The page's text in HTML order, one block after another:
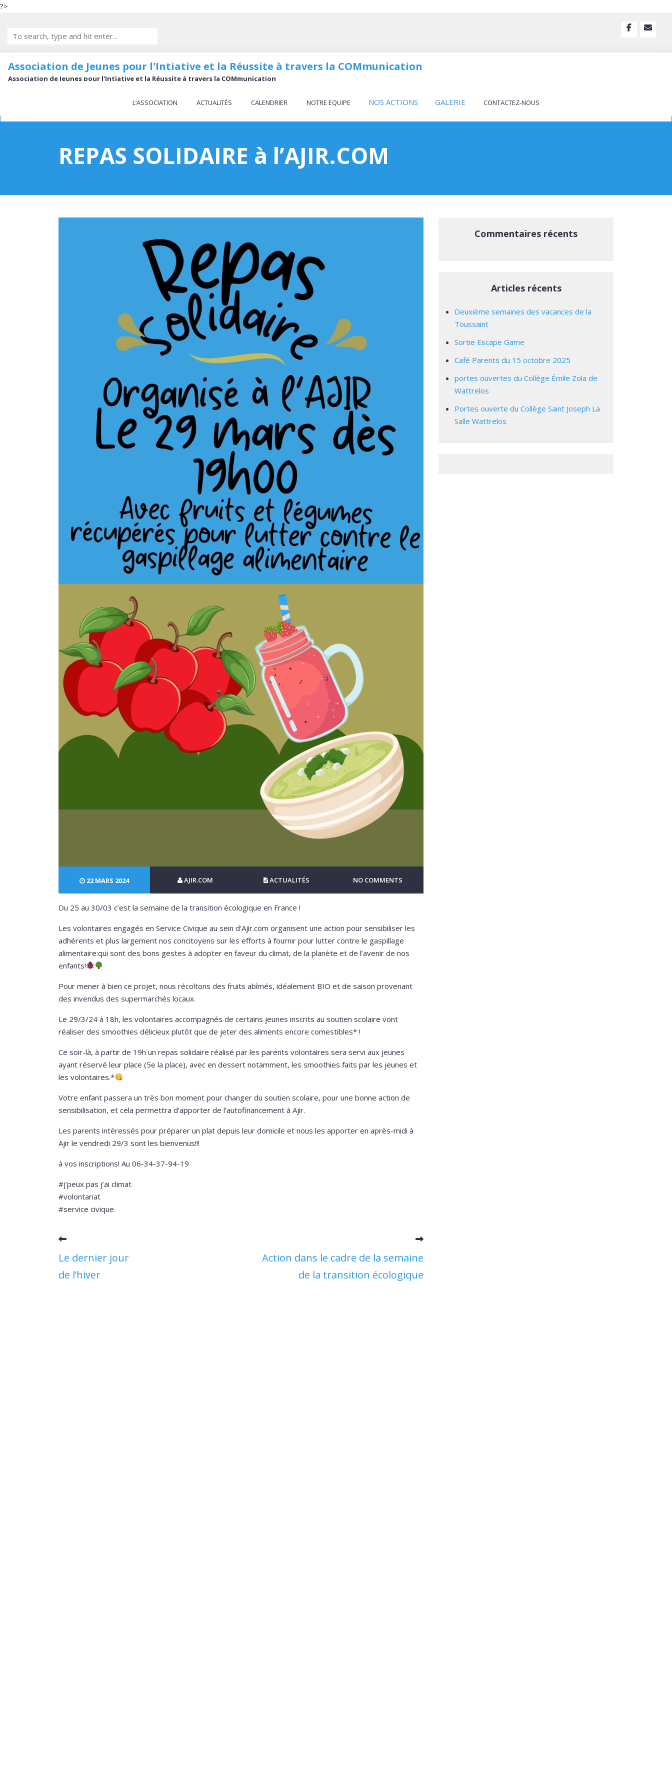
?>
Association de Jeunes pour l'Intiative et la Réussite à travers la COMmunication
Association de Jeunes pour l'Intiative et la Réussite à travers la COMmunication
L’ASSOCIATION ACTUALITÉS CALENDRIER NOTRE EQUIPE NOS ACTIONS GALERIE CONTACTEZ-NOUS
REPAS SOLIDAIRE à l’AJIR.COM
22 MARS 2024 AJIR.COM ACTUALITÉS NO COMMENTS
Du 25 au 30/03 c’est la semaine de la transition écologique en France !
Les volontaires engagés en Service Civique au sein d’Ajir.com organisent une action pour sensibiliser les
adhérents et plus largement nos concitoyens sur les efforts à fournir pour lutter contre le gaspillage
alimentaire:qui sont des bons gestes à adopter en faveur du climat, de la planète et de l’avenir de nos
enfants!
Pour mener à bien ce projet, nous récoltons des fruits abîmés, idéalement BIO et de saison provenant
des invendus des supermarchés locaux.
Le 29/3/24 à 18h, les volontaires accompagnés de certains jeunes inscrits au soutien scolaire vont
réaliser des smoothies délicieux plutôt que de jeter des aliments encore comestibles* !
Ce soir-là, à partir de 19h un repas solidaire réalisé par les parents volontaires sera servi aux jeunes
ayant réservé leur place (5e la place), avec en dessert notamment, les smoothies faits par les jeunes et
les volontaires.*
Votre enfant passera un très bon moment pour changer du soutien scolaire, pour une bonne action de
sensibilisation, et cela permettra d’apporter de l’autofinancement à Ajir.
Les parents intéressés pour préparer un plat depuis leur domicile et nous les apporter en après-midi à
Ajir le vendredi 29/3 sont les bienvenus!!!
à vos inscriptions! Au 06-34-37-94-19
#j’peux pas j’ai climat
#volontariat
#service civique
Le dernier jour
de l’hiver
Action dans le cadre de la semaine
de la transition écologique
Commentaires récents
Articles récents
Deuxième semaines des vacances de la
Toussaint
Sortie Escape Game
Café Parents du 15 octobre 2025
portes ouvertes du Collège Émile Zola de
Wattrelos
Portes ouverte du Collège Saint Joseph La
Salle Wattrelos